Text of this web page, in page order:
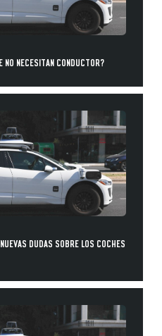
NO NECESITAN CONDUCTOR?
DUDAS SOBRE LOS COCHES